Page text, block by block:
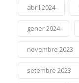
abril 2024
gener 2024
novembre 2023
setembre 2023